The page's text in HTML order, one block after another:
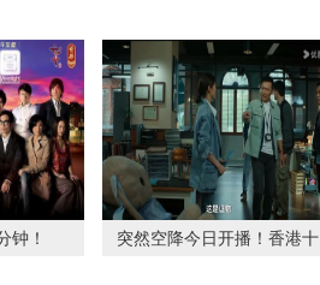
钟！
突然空降今日开播！香港十